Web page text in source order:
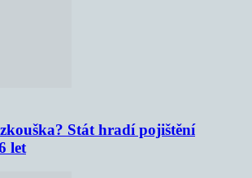
Stát hradí pojištění
let